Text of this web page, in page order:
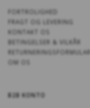
FORTROLIGHED
FRAGT OG LEVERING
KONTAKT OS
BETINGELSER & VILKÅR
RETURNERINGSFORMULAR
OM OS
B2B KONTO